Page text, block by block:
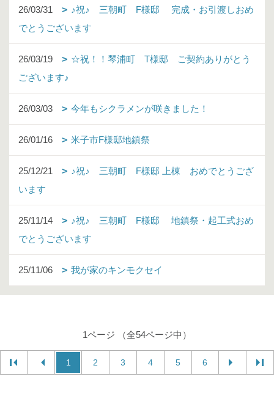
26/03/31
♪祝♪ 三朝町 F様邸 完成・お引渡しおめ
でとうございます
26/03/19
☆祝！！琴浦町 T様邸 ご契約ありがとう
ございます♪
26/03/03 今年もシクラメンが咲きました！
26/01/16 米子市F様邸地鎮祭
25/12/21
♪祝♪ 三朝町 F様邸 上棟 おめでとうござ
います
25/11/14
♪祝♪ 三朝町 F様邸 地鎮祭・起工式おめ
でとうございます
25/11/06 我が家のキンモクセイ
1ページ （全54ページ中）
1 2 3 4 5 6